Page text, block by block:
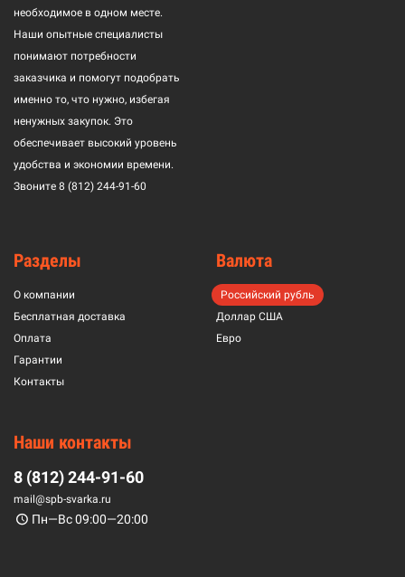
необходимое в одном месте.
Наши опытные специалисты
понимают потребности
заказчика и помогут подобрать
именно то, что нужно, избегая
ненужных закупок. Это
обеспечивает высокий уровень
удобства и экономии времени.
Звоните 8 (812) 244-91-60
Разделы
О компании
Бесплатная доставка
Оплата
Гарантии
Контакты
Валюта
Российский рубль
Доллар США
Евро
Наши контакты
8 (812) 244-91-60
mail@spb-svarka.ru
Пн—Вс 09:00—20:00